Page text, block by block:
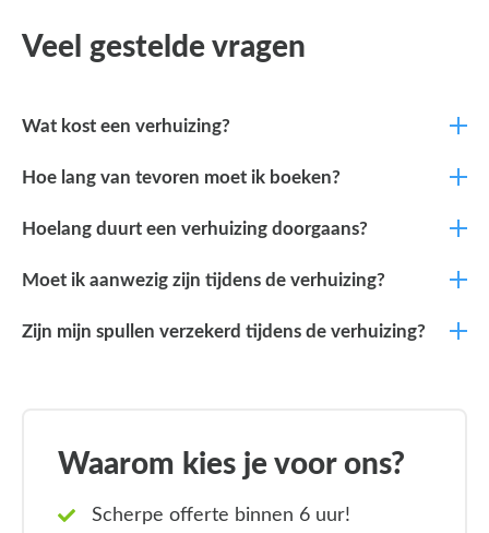
Veel gestelde vragen
Wat kost een verhuizing?
Hoe lang van tevoren moet ik boeken?
Hoelang duurt een verhuizing doorgaans?
Moet ik aanwezig zijn tijdens de verhuizing?
Zijn mijn spullen verzekerd tijdens de verhuizing?
Waarom kies je voor ons?
Scherpe offerte binnen 6 uur!